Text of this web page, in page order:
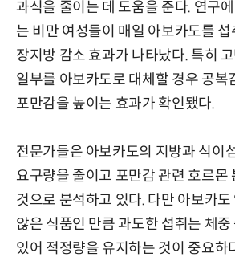
과식을 줄이는 데 도움을 준다. 연구
는 비만 여성들이 매일 아보카도를
장지방 감소 효과가 나타났다. 특히
일부를 아보카도로 대체할 경우 공복
포만감을 높이는 효과가 확인됐다.
전문가들은 아보카도의 지방과 식이
요구량을 줄이고 포만감 관련 호르몬
것으로 분석하고 있다. 다만 아보카도
않은 식품인 만큼 과도한 섭취는 체
있어 적정량을 유지하는 것이 중요하